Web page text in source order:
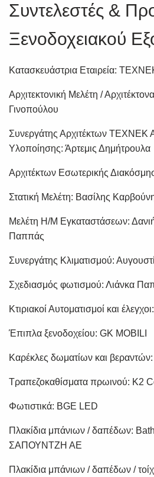
Συντελεστές &
Ξενοδοχειακού
Κατασκευάστρια Εταιρεία:
Αρχιτεκτονική Μελέτη /
Γινοπούλου
Συνεργάτης Αρχιτέκτων TEXNEK
Υλοποίησης: Άρτεμις Δημήτρουλα
Αρχιτέκτων Εσωτερικής
Στατική Μελέτη: Βασίλης
Μελέτη Η/Μ Εγκαταστάσεων:
Παππάς
Συνεργάτης Κλιματισμού:
Σχεδιασμός φωτισμού: Λιάνκα
Κτιριακοί Αυτοματισμοί και
Έπιπλα ξενοδοχείου: GK MOBILI
Καρέκλες δωματίων και
Τραπεζοκαθίσματα πρωινού: Κ2
Φωτιστικά: BGE LED
Πλακίδια μπάνιων / δαπέδων:
ΣΑΠΟΥΝΤΖΗ ΑΕ
Πλακίδια μπάνιων / δαπέδων /